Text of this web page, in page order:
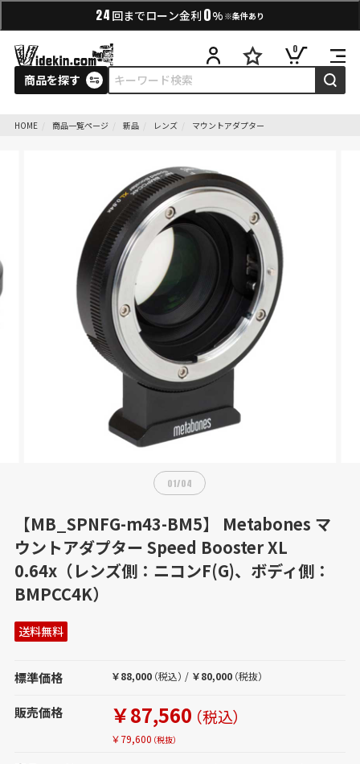
24 回までローン金利 0% ※条件あり
商品を探す
0
HOME 商品一覧ページ 新品 レンズ マウントアダプター
01/04
【MB_SPNFG-m43-BM5】 Metabones マ
ウントアダプター Speed Booster XL
0.64x（レンズ側：ニコンF(G)、ボディ側：
BMPCC4K）
送料無料
標準価格 ￥88,000 （税込） / ￥80,000 （税抜）
販売価格 ￥87,560 （税込）
￥79,600 （税抜）